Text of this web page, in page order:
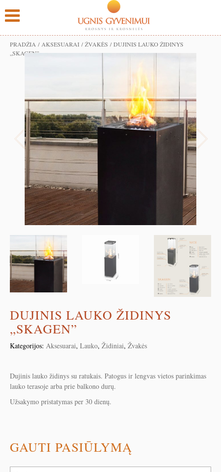
PRADŽIA / AKSESUARAI /ŽVAKĖS / DUJINIS LAUKO ŽIDINYS
„SKAGEN”
DUJINIS LAUKO ŽIDINYS
„SKAGEN”
Kategorijos: Aksesuarai, Lauko, Židiniai, Žvakės
Dujinis lauko židinys su ratukais. Patogus ir lengvas vietos parinkimas
lauko terasoje arba prie balkono durų.
Užsakymo pristatymas per 30 dienų.
GAUTI PASIŪLYMĄ